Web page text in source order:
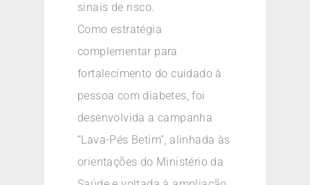
sinais de risco.
Como estratégia
complementar para
fortalecimento do cuidado à
pessoa com diabetes, foi
desenvolvida a campanha
“Lava-Pés Betim”, alinhada às
orientações do Ministério da